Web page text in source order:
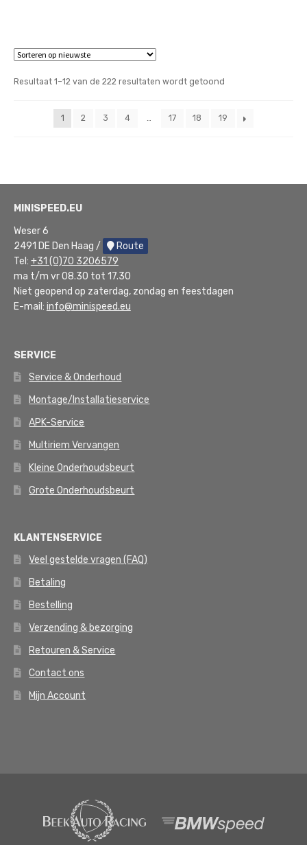
Resultaat 1–12 van de 222 resultaten wordt getoondGesorteerd
1
2 3 4 … 17 18 19
MINISPEED.EU
Weser 6
2491 DE Den Haag /
Route
Tel: +31 (0)70 3206579
ma t/m vr 08.30 tot 17.30
Niet geopend op zaterdag, zondag en feestdagen
E-mail: info@minispeed.eu
SERVICE
Service & Onderhoud
Montage/Installatieservice
APK-Service
Multiriem Vervangen
Kleine Onderhoudsbeurt
Grote Onderhoudsbeurt
KLANTENSERVICE
Veel gestelde vragen (FAQ)
Betaling
Bestelling
Verzending & bezorging
Retouren & Service
Contact ons
Mijn Account